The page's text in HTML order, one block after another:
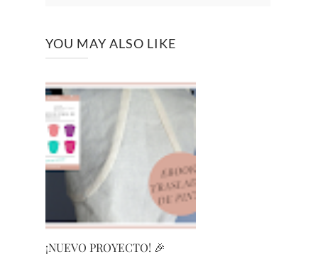
YOU MAY ALSO LIKE
¡NUEVO PROYECTO! 🎉